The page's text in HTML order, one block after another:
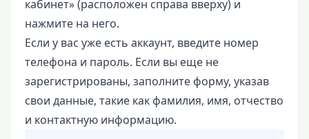
кабинет» (расположен справа вверху) и
нажмите на него.
Если у вас уже есть аккаунт, введите номер
телефона и пароль. Если вы еще не
зарегистрированы, заполните форму, указав
свои данные, такие как фамилия, имя, отчество
и контактную информацию.